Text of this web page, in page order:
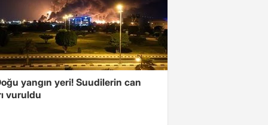
yangın yeri! Suudilerin can
vuruldu